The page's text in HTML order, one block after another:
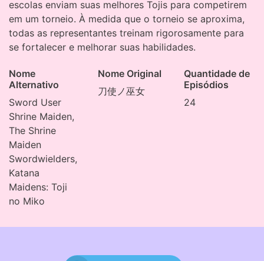
escolas enviam suas melhores Tojis para competirem
em um torneio. À medida que o torneio se aproxima,
todas as representantes treinam rigorosamente para
se fortalecer e melhorar suas habilidades.
Nome
Alternativo
Sword User
Shrine Maiden,
The Shrine
Maiden
Swordwielders,
Katana
Maidens: Toji
no Miko
Nome Original
刀使ノ巫女
Quantidade de
Episódios
24